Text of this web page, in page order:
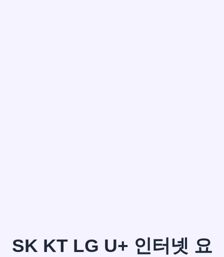
SK KT LG U+ 인터넷 요